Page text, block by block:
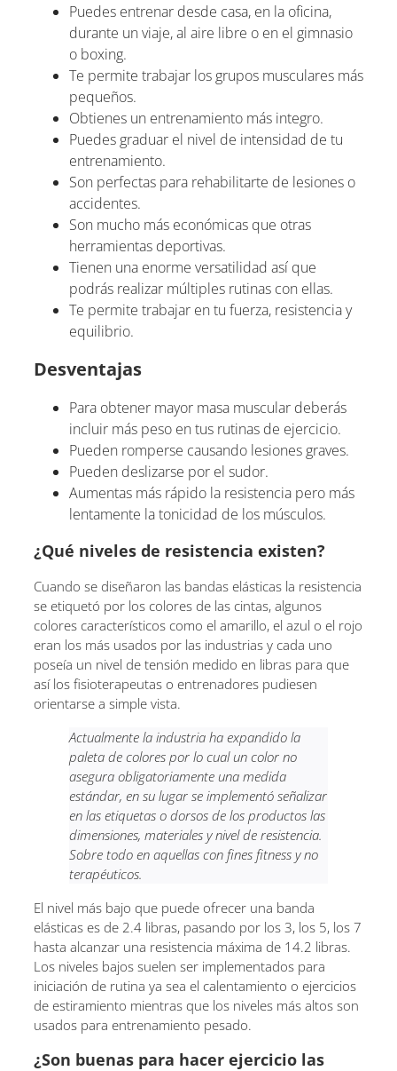
Puedes entrenar desde casa, en la oficina,
durante un viaje, al aire libre o en el gimnasio
o boxing.
Te permite trabajar los grupos musculares más
pequeños.
Obtienes un entrenamiento más integro.
Puedes graduar el nivel de intensidad de tu
entrenamiento.
Son perfectas para rehabilitarte de lesiones o
accidentes.
Son mucho más económicas que otras
herramientas deportivas.
Tienen una enorme versatilidad así que
podrás realizar múltiples rutinas con ellas.
Te permite trabajar en tu fuerza, resistencia y
equilibrio.
Desventajas
Para obtener mayor masa muscular deberás
incluir más peso en tus rutinas de ejercicio.
Pueden romperse causando lesiones graves.
Pueden deslizarse por el sudor.
Aumentas más rápido la resistencia pero más
lentamente la tonicidad de los músculos.
¿Qué niveles de resistencia existen?
Cuando se diseñaron las bandas elásticas la resistencia
se etiquetó por los colores de las cintas, algunos
colores característicos como el amarillo, el azul o el rojo
eran los más usados por las industrias y cada uno
poseía un nivel de tensión medido en libras para que
así los fisioterapeutas o entrenadores pudiesen
orientarse a simple vista.
Actualmente la industria ha expandido la
paleta de colores por lo cual un color no
asegura obligatoriamente una medida
estándar, en su lugar se implementó señalizar
en las etiquetas o dorsos de los productos las
dimensiones, materiales y nivel de resistencia.
Sobre todo en aquellas con fines fitness y no
terapéuticos.
El nivel más bajo que puede ofrecer una banda
elásticas es de 2.4 libras, pasando por los 3, los 5, los 7
hasta alcanzar una resistencia máxima de 14.2 libras.
Los niveles bajos suelen ser implementados para
iniciación de rutina ya sea el calentamiento o ejercicios
de estiramiento mientras que los niveles más altos son
usados para entrenamiento pesado.
¿Son buenas para hacer ejercicio las